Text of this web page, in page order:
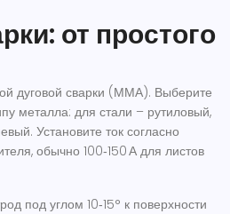
от простого
дуговой сварки (ММА). Выберите
металла: для стали – рутиловый,
Установите ток согласно
обычно 100‑150 А для листов
под углом 10‑15° к поверхности